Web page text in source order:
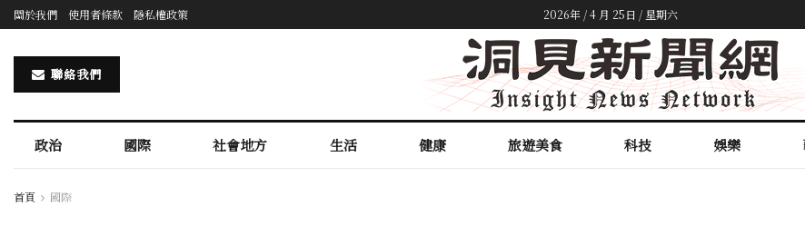
關於我們 使用者條款 隱私權政策 2026年 / 4 月 25日 / 星期六
聯絡我們
政治 國際 社會地方 生活 健康 旅遊美食 科技 娛樂
首頁 國際